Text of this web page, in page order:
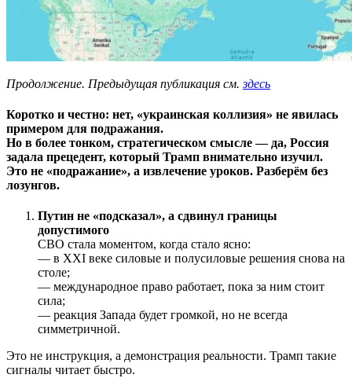
Продолжение. Предыдущая публикация см.здесь
Коротко и честно: нет, «украинская коллизия» не явилась
примером для подражания.
Но в более тонком, стратегическом смысле — да, Россия
задала прецедент, который Трамп внимательно изучил.
Это не «подражание», а извлечение уроков. Разберём без
лозунгов.
Путин не «подсказал», а сдвинул границы
допустимого
СВО стала моментом, когда стало ясно:
— в XXI веке силовые и полусиловые решения снова на
столе;
— международное право работает, пока за ним стоит
сила;
— реакция Запада будет громкой, но не всегда
симметричной.
Это не инструкция, а демонстрация реальности. Трамп такие
сигналы читает быстро.